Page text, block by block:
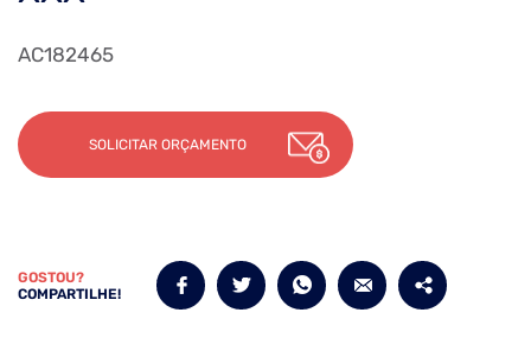
AC182465
SOLICITAR ORÇAMENTO
GOSTOU?
COMPARTILHE!